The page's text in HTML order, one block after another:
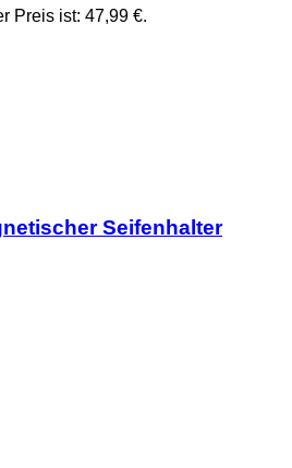
Preis ist: 47,99 €.
Seifenhalter